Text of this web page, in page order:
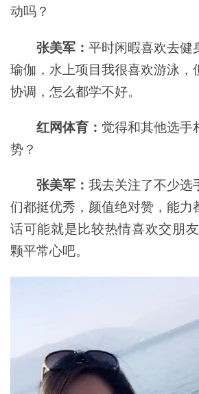
动吗？
张美军： 平时闲暇喜欢去健
瑜伽，水上项目我很喜欢游泳，
协调，怎么都学不好。
红网体育： 觉得和其他选手
势？
张美军： 我去关注了不少选
们都挺优秀，颜值绝对赞，能力
话可能就是比较热情喜欢交朋
颗平常心吧。